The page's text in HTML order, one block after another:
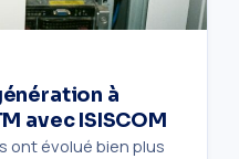
à
avec ISISCOM
ont évolué bien plus